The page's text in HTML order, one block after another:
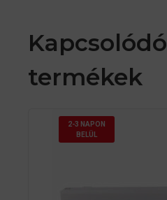
Kapcsolódó
termékek
2-3 NAPON
BELÜL